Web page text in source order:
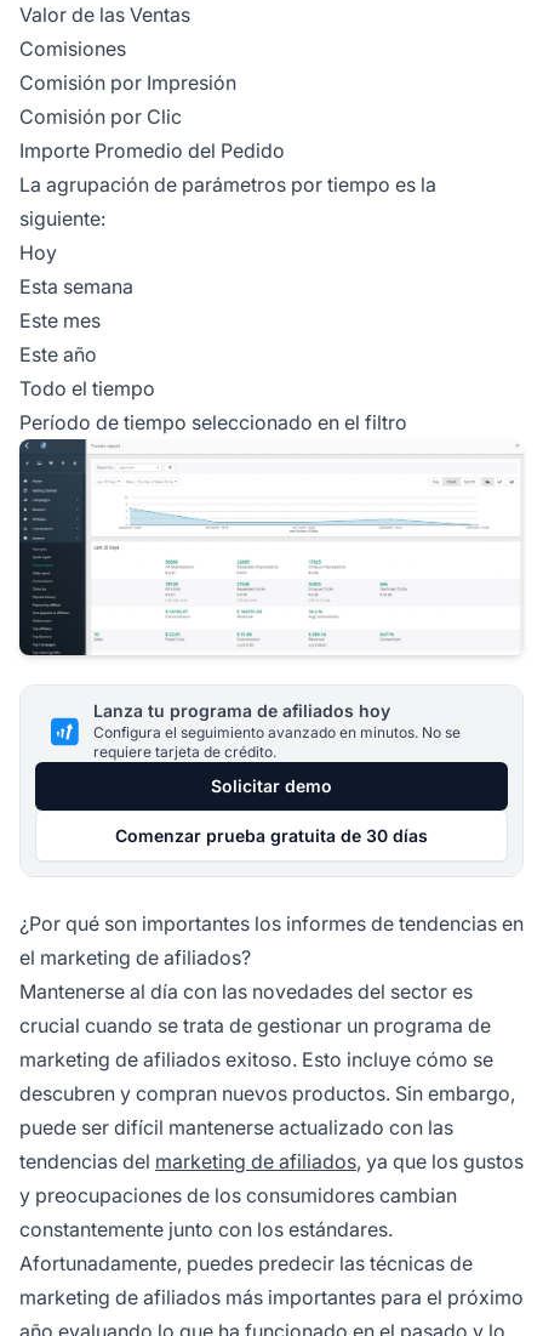
Valor de las Ventas
Comisiones
Comisión por Impresión
Comisión por Clic
Importe Promedio del Pedido
La agrupación de parámetros por tiempo es la
siguiente:
Hoy
Esta semana
Este mes
Este año
Todo el tiempo
Período de tiempo seleccionado en el filtro
Lanza tu programa de afiliados hoy
Configura el seguimiento avanzado en minutos. No se
requiere tarjeta de crédito.
Solicitar demo
Comenzar prueba gratuita de 30 días
¿Por qué son importantes los informes de tendencias en
el marketing de afiliados?
Mantenerse al día con las novedades del sector es
crucial cuando se trata de gestionar un programa de
marketing de afiliados exitoso. Esto incluye cómo se
descubren y compran nuevos productos. Sin embargo,
puede ser difícil mantenerse actualizado con las
tendencias del marketing de afiliados, ya que los gustos
y preocupaciones de los consumidores cambian
constantemente junto con los estándares.
Afortunadamente, puedes predecir las técnicas de
marketing de afiliados más importantes para el próximo